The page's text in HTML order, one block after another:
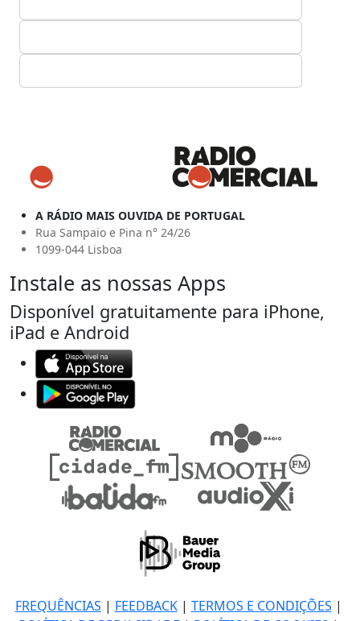
A RÁDIO MAIS OUVIDA DE PORTUGAL
Rua Sampaio e Pina n° 24/26
1099-044 Lisboa
Instale as nossas Apps
Disponível gratuitamente para iPhone,
iPad e Android
FREQUÊNCIAS | FEEDBACK| TERMOS E CONDIÇÕES |